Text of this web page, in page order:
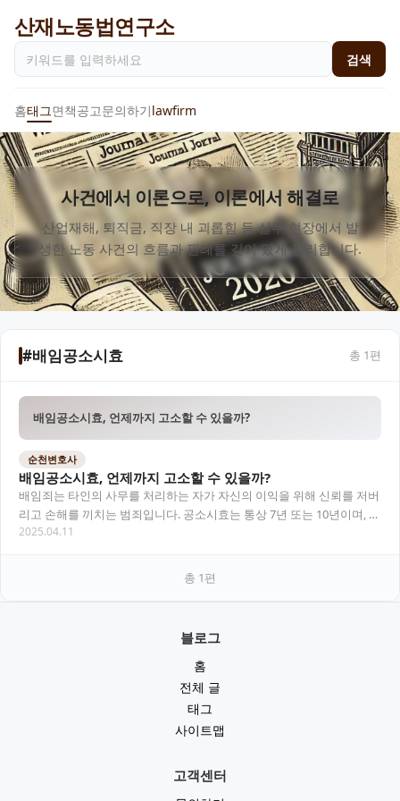
산재노동법연구소
검색
홈태그면책공고문의하기lawfirm
사건에서 이론으로, 이론에서 해결로
산업재해, 퇴직금, 직장 내 괴롭힘 등 실무 현장에서 발
생한 노동 사건의 흐름과 판례를 깊이 있게 정리합니다.
#배임공소시효 총 1편
배임공소시효, 언제까지 고소할 수 있을까?
순천변호사
배임공소시효, 언제까지 고소할 수 있을까?
배임죄는 타인의 사무를 처리하는 자가 자신의 이익을 위해 신뢰를 저버
리고 손해를 끼치는 범죄입니다. 공소시효는 통상 7년 또는 10년이며, 범
죄 발생일 또는 인지 시점 기준으로 계…
2025.04.11
총 1편
블로그
홈
전체 글
태그
사이트맵
고객센터